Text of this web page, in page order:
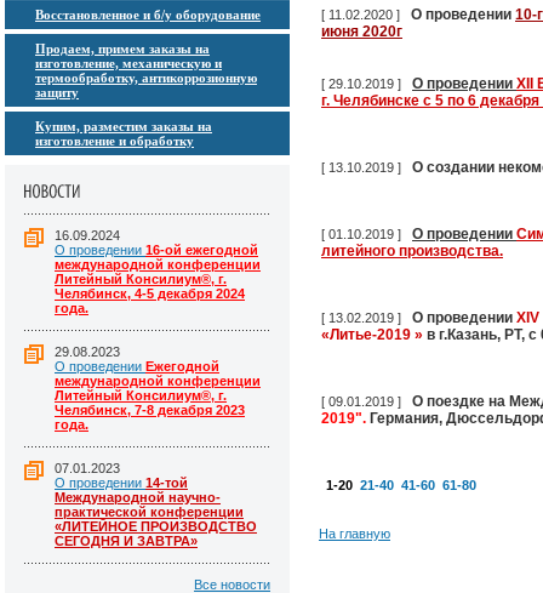
Восстановленное и б/у оборудование
Продаем, примем заказы на
изготовление, механическую и
термообработку, антикоррозионную
защиту
Купим, разместим заказы на
изготовление и обработку
16.09.2024
О проведении 16-ой ежегодной
международной конференции
Литейный Консилиум®, г.
Челябинск, 4-5 декабря 2024
года.
29.08.2023
О проведении Ежегодной
международной конференции
Литейный Консилиум®, г.
Челябинск, 7-8 декабря 2023
года.
07.01.2023
О проведении 14-той
Международной научно-
практической конференции
«ЛИТЕЙНОЕ ПРОИЗВОДСТВО
СЕГОДНЯ И ЗАВТРА»
Все новости
[ 11.02.2020 ] О проведении 10-
июня 2020г
[ 29.10.2019 ] О проведении XII
г. Челябинске с 5 по 6 декабря
[ 13.10.2019 ] О создании
[ 01.10.2019 ] О проведении
литейного производства.
[ 13.02.2019 ] О проведении
«Литье-2019 » в г.Казань, РТ,
[ 09.01.2019 ] О поездке на
2019". Германия,
1-20 21-40 41-60 61-80
На главную